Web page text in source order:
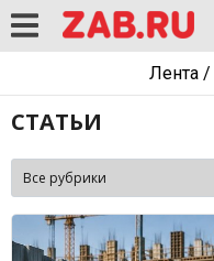
Лента/
СТАТЬИ